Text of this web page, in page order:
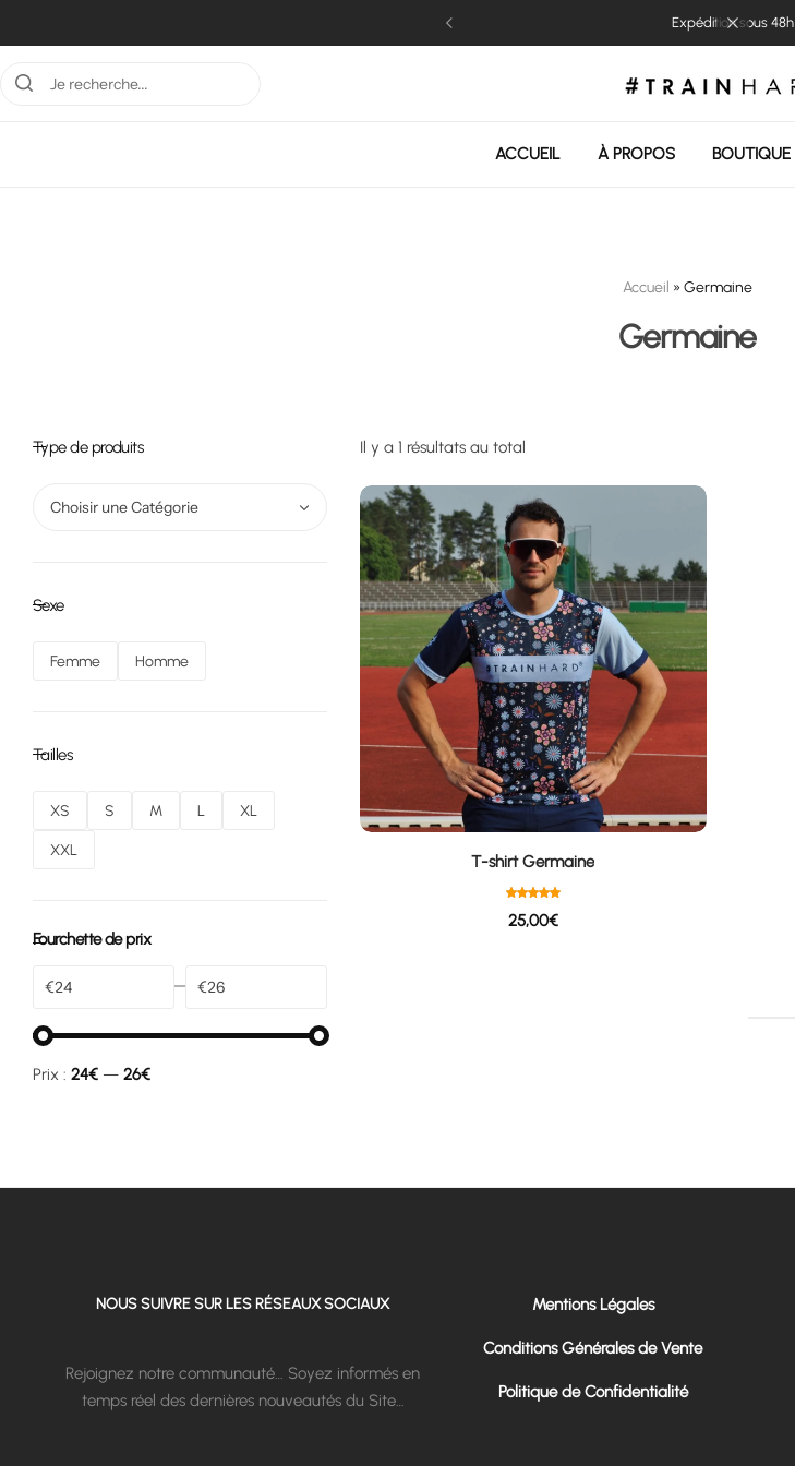
Expédition sous 48h
ACCUEIL À PROPOS BOUTIQUE
Accueil » Germaine
Germaine
Il y a 1 résultats au total
T-shirt Germaine
25,00€
Type de produits
Choisir une Catégorie
Sexe
Femme Homme
Tailles
XS S M L XL
XXL
Fourchette de prix
€ €
Prix : 24€ — 26€
NOUS SUIVRE SUR LES RÉSEAUX SOCIAUX
Rejoignez notre communauté… Soyez informés en
temps réel des dernières nouveautés du Site…
Mentions Légales
Conditions Générales de Vente
Politique de Confidentialité